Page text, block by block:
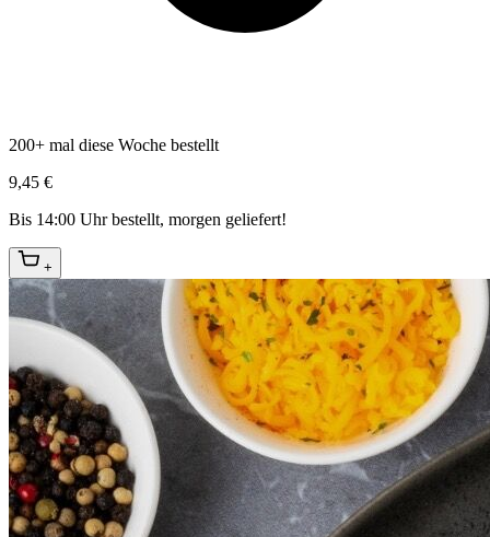
200+ mal diese Woche bestellt
9,45 €
Bis 14:00 Uhr bestellt, morgen geliefert!
+